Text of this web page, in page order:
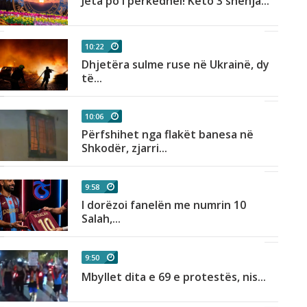
10:22
Dhjetëra sulme ruse në Ukrainë, dy
të...
10:06
Përfshihet nga flakët banesa në
Shkodër, zjarri...
9:58
I dorëzoi fanelën me numrin 10
Salah,...
9:50
Mbyllet dita e 69 e protestës, nis...